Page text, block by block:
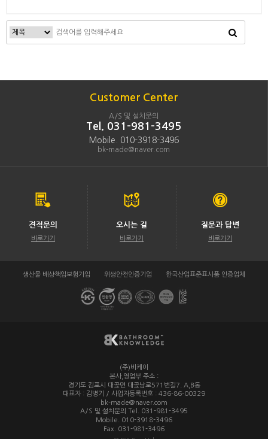
Customer Center
A/S 및 설치문의
Tel. 031-981-3495
Mobile. 010-3918-3496
bk-made@naver.com
견적문의
바로가기
오시는 길
바로가기
질문과 답변
바로가기
생산물 배상책임보험가입 위생안전인증기업 한국산업표준표시품 인증업체
(주)비케이
/
본사,영업부 주소 :
경기도 김포시 대곶면 대곶남로571번길7. A,B동
대표자 : 김병기 / 사업자등록번호 : 436-86-00329
/
bk-made@naver.com
A/S 및 설치문의 Tel. 031-981-3495
/
Mobile. 010-3918-3496
/
Fax. 031-981-3496